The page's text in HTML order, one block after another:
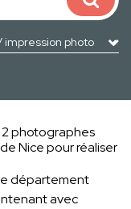
photographes
Nice pour réaliser
département
avec